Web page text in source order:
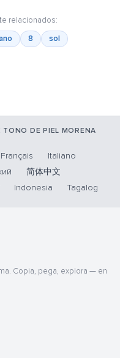
relacionados:
8 sol
TONO DE PIEL MORENA
Français
Italiano
简体中文
Indonesia Tagalog
Copia, pega, explora — en